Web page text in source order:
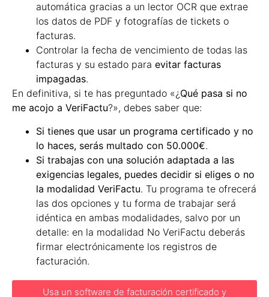
automática gracias a un lector OCR que extrae
los datos de PDF y fotografías de tickets o
facturas.
Controlar la fecha de vencimiento de todas las
facturas y su estado para evitar facturas
impagadas.
En definitiva, si te has preguntado «¿ Qué pasa si no
me acojo a VeriFactu?», debes saber que:
Si tienes que usar un programa certificado y no
lo haces, serás multado con 50.000€.
Si trabajas con una solución adaptada a las
exigencias legales, puedes decidir si eliges o no
la modalidad VeriFactu. Tu programa te ofrecerá
las dos opciones y tu forma de trabajar será
idéntica en ambas modalidades, salvo por un
detalle: en la modalidad No VeriFactu deberás
firmar electrónicamente los registros de
facturación.
Usa un software de facturación certificado y